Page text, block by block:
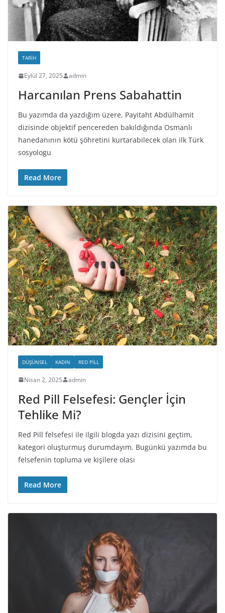
TARIH
Eylül 27, 2025 admin
Harcanılan Prens Sabahattin
Bu yazımda da yazdığım üzere, Payitaht Abdülhamit
dizisinde objektif pencereden bakıldığında Osmanlı
hanedanının kötü şöhretini kurtarabilecek olan ilk Türk
sosyologu
Read More
DÜŞÜNSEL KADIN RED PILL
Nisan 2, 2025 admin
Red Pill Felsefesi: Gençler İçin
Tehlike Mi?
Red Pill felsefesi ile ilgili blogda yazı dizisini geçtim,
kategori oluşturmuş durumdayım. Bugünkü yazımda bu
felsefenin topluma ve kişilere olası
Read More